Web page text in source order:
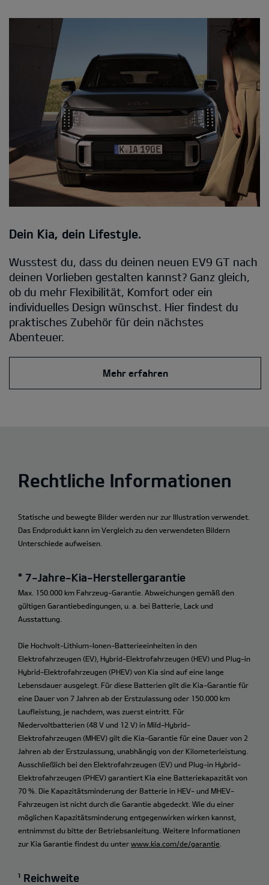
Dein Kia, dein Lifestyle.
Wusstest du, dass du deinen neuen EV9 GT nach
deinen Vorlieben gestalten kannst? Ganz gleich,
ob du mehr Flexibilität, Komfort oder ein
individuelles Design wünschst. Hier findest du
praktisches Zubehör für dein nächstes
Abenteuer.
Mehr erfahren
Rechtliche Informationen
Statische und bewegte Bilder werden nur zur Illustration verwendet.
Das Endprodukt kann im Vergleich zu den verwendeten Bildern
Unterschiede aufweisen.
* 7-Jahre-Kia-Herstellergarantie
Max. 150.000 km Fahrzeug-Garantie. Abweichungen gemäß den
gültigen Garantiebedingungen, u. a. bei Batterie, Lack und
Ausstattung.
Die Hochvolt-Lithium-Ionen-Batterieeinheiten in den
Elektrofahrzeugen (EV), Hybrid-Elektrofahrzeugen (HEV) und Plug-in
Hybrid-Elektrofahrzeugen (PHEV) von Kia sind auf eine lange
Lebensdauer ausgelegt. Für diese Batterien gilt die Kia-Garantie für
eine Dauer von 7 Jahren ab der Erstzulassung oder 150.000 km
Laufleistung, je nachdem, was zuerst eintritt. Für
Niedervoltbatterien (48 V und 12 V) in Mild-Hybrid-
Elektrofahrzeugen (MHEV) gilt die Kia-Garantie für eine Dauer von 2
Jahren ab der Erstzulassung, unabhängig von der Kilometerleistung.
Ausschließlich bei den Elektrofahrzeugen (EV) und Plug-in Hybrid-
Elektrofahrzeugen (PHEV) garantiert Kia eine Batteriekapazität von
70 %. Die Kapazitätsminderung der Batterie in HEV- und MHEV-
Fahrzeugen ist nicht durch die Garantie abgedeckt. Wie du einer
möglichen Kapazitätsminderung entgegenwirken wirken kannst,
entnimmst du bitte der Betriebsanleitung. Weitere Informationen
zur Kia Garantie findest du unter www.kia.com/de/garantie
¹ Reichweite